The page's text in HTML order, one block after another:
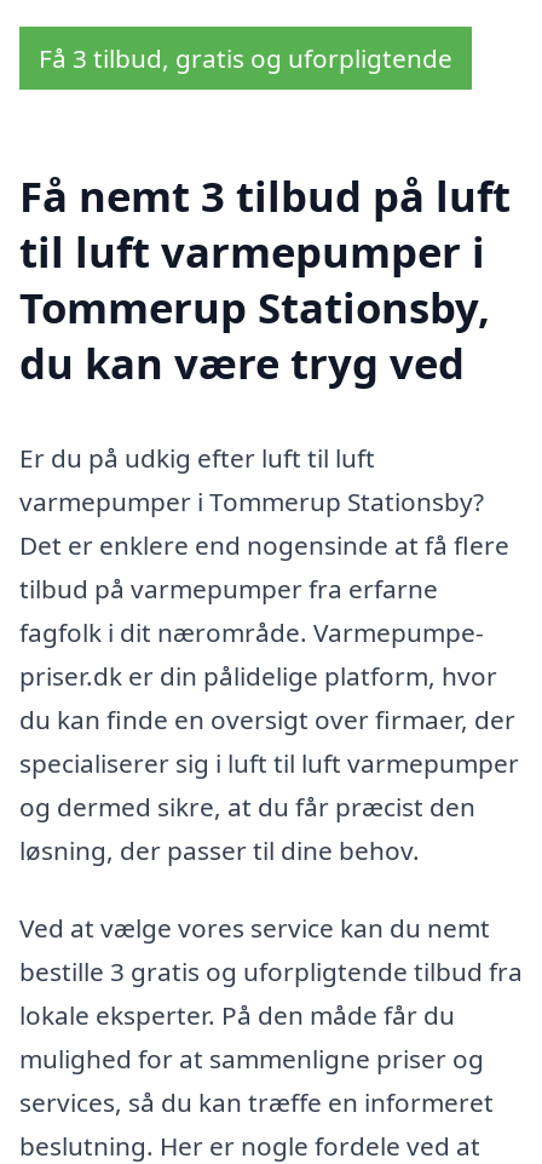
Få 3 tilbud, gratis og uforpligtende
Få nemt 3 tilbud på luft
til luft varmepumper i
Tommerup Stationsby,
du kan være tryg ved
Er du på udkig efter luft til luft
varmepumper i Tommerup Stationsby?
Det er enklere end nogensinde at få flere
tilbud på varmepumper fra erfarne
fagfolk i dit nærområde. Varmepumpe-
priser.dk er din pålidelige platform, hvor
du kan finde en oversigt over firmaer, der
specialiserer sig i luft til luft varmepumper
og dermed sikre, at du får præcist den
løsning, der passer til dine behov.
Ved at vælge vores service kan du nemt
bestille 3 gratis og uforpligtende tilbud fra
lokale eksperter. På den måde får du
mulighed for at sammenligne priser og
services, så du kan træffe en informeret
beslutning. Her er nogle fordele ved at